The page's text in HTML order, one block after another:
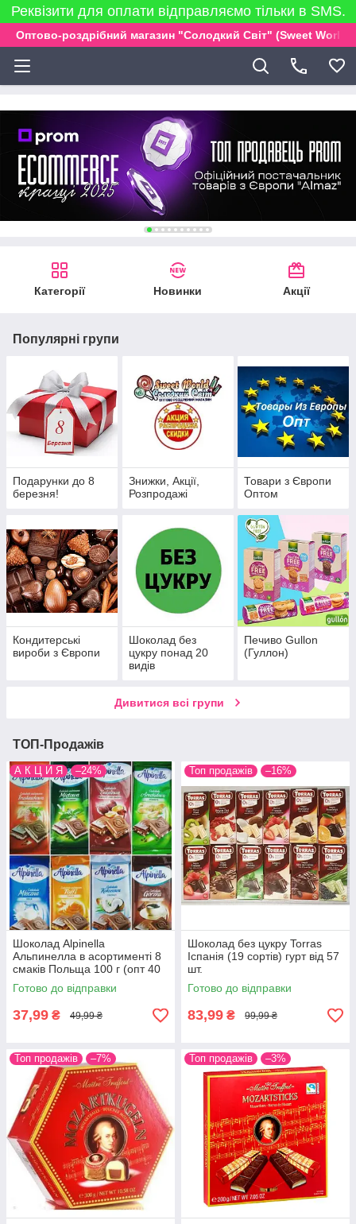
Реквізити для оплати відправляємо тільки в SMS.
Оптово-роздрібний магазин "Солодкий Світ" (Sweet World)
Категорії Новинки Акції
Популярні групи
Подарунки до 8
березня!
Знижки, Акції,
Розпродажі
Товари з Європи
Оптом
Кондитерські
вироби з Європи
Шоколад без
цукру понад 20
видів
Печиво Gullon
(Гуллон)
Дивитися всі групи
ТОП-Продажів
А К Ц И Я –24%
Шоколад Alpinella
Альпинелла в асортименті 8
смаків Польща 100 г (опт 40
шт)
Готово до відправки
37,99 ₴ 49,99 ₴
Топ продажів –16%
Шоколад без цукру Torras
Іспанія (19 сортів) гурт від 57
шт.
Готово до відправки
83,99 ₴ 99,99 ₴
Топ продажів –7% Топ продажів –3%